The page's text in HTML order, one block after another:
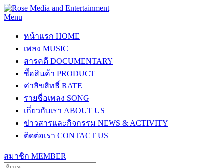
Menu
หน้าแรก HOME
เพลง MUSIC
สารคดี DOCUMENTARY
ซื้อสินค้า PRODUCT
ค่าลิขสิทธิ์ RATE
รายชื่อเพลง SONG
เกี่ยวกับเรา ABOUT US
ข่าวสารและกิจกรรม NEWS & ACTIVITY
ติดต่อเรา CONTACT US
สมาชิก MEMBER